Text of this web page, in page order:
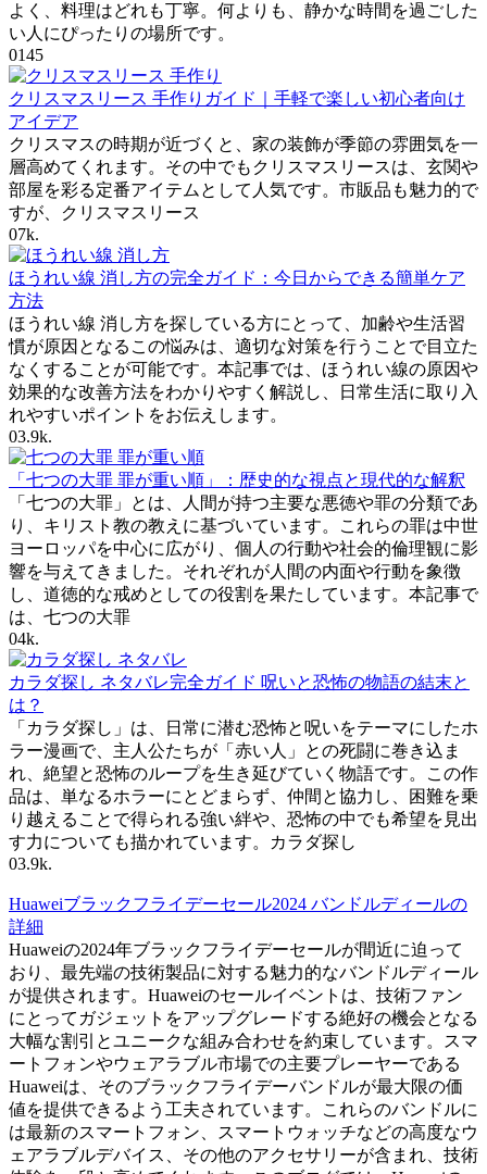
よく、料理はどれも丁寧。何よりも、静かな時間を過ごした
い人にぴったりの場所です。
0145
クリスマスリース 手作りガイド｜手軽で楽しい初心者向け
アイデア
クリスマスの時期が近づくと、家の装飾が季節の雰囲気を一
層高めてくれます。その中でもクリスマスリースは、玄関や
部屋を彩る定番アイテムとして人気です。市販品も魅力的で
すが、クリスマスリース
07k.
ほうれい線 消し方の完全ガイド：今日からできる簡単ケア
方法
ほうれい線 消し方を探している方にとって、加齢や生活習
慣が原因となるこの悩みは、適切な対策を行うことで目立た
なくすることが可能です。本記事では、ほうれい線の原因や
効果的な改善方法をわかりやすく解説し、日常生活に取り入
れやすいポイントをお伝えします。
03.9k.
「七つの大罪 罪が重い順」：歴史的な視点と現代的な解釈
「七つの大罪」とは、人間が持つ主要な悪徳や罪の分類であ
り、キリスト教の教えに基づいています。これらの罪は中世
ヨーロッパを中心に広がり、個人の行動や社会的倫理観に影
響を与えてきました。それぞれが人間の内面や行動を象徴
し、道徳的な戒めとしての役割を果たしています。本記事で
は、七つの大罪
04k.
カラダ探し ネタバレ完全ガイド 呪いと恐怖の物語の結末と
は？
「カラダ探し」は、日常に潜む恐怖と呪いをテーマにしたホ
ラー漫画で、主人公たちが「赤い人」との死闘に巻き込ま
れ、絶望と恐怖のループを生き延びていく物語です。この作
品は、単なるホラーにとどまらず、仲間と協力し、困難を乗
り越えることで得られる強い絆や、恐怖の中でも希望を見出
す力についても描かれています。カラダ探し
03.9k.
Huaweiブラックフライデーセール2024 バンドルディールの
詳細
Huaweiの2024年ブラックフライデーセールが間近に迫って
おり、最先端の技術製品に対する魅力的なバンドルディール
が提供されます。Huaweiのセールイベントは、技術ファン
にとってガジェットをアップグレードする絶好の機会となる
大幅な割引とユニークな組み合わせを約束しています。スマ
ートフォンやウェアラブル市場での主要プレーヤーである
Huaweiは、そのブラックフライデーバンドルが最大限の価
値を提供できるよう工夫されています。これらのバンドルに
は最新のスマートフォン、スマートウォッチなどの高度なウ
ェアラブルデバイス、その他のアクセサリーが含まれ、技術